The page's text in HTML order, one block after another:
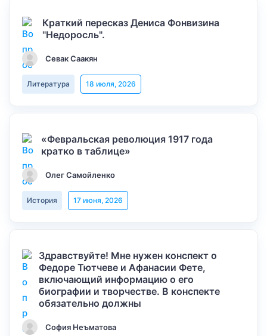
Краткий пересказ Дениса Фонвизина
"Недоросль".
Севак Саакян
Литература 18 июля, 2026
«Февральская революция 1917 года
кратко в таблице»
Олег Самойленко
История 17 июня, 2026
Здравствуйте! Мне нужен конспект о
Федоре Тютчеве и Афанасии Фете,
включающий информацию о его
биографии и творчестве. В конспекте
обязательно должны
София Неъматова